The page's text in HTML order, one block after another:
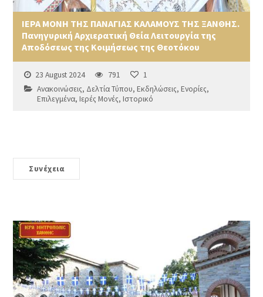
ΙΕΡΑ ΜΟΝΗ ΤΗΣ ΠΑΝΑΓΙΑΣ ΚΑΛΑΜΟΥΣ ΤΗΣ ΞΑΝΘΗΣ.
Πανηγυρική Αρχιερατική Θεία Λειτουργία της
Αποδόσεως της Κοιμήσεως της Θεοτόκου
23 August 2024 791
1
Ανακοινώσεις, Δελτία Τύπου,Εκδηλώσεις,Ενορίες,
Επιλεγμένα,Ιερές Μονές,Ιστορικό
Συνέχεια